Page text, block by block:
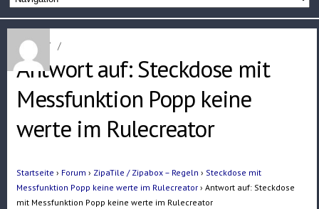
Home / /
Antwort auf: Steckdose mit
Messfunktion Popp keine
werte im Rulecreator
Startseite › Forum › ZipaTile / Zipabox – Regeln › Steckdose mit
Messfunktion Popp keine werte im Rulecreator › Antwort auf: Steckdose
mit Messfunktion Popp keine werte im Rulecreator